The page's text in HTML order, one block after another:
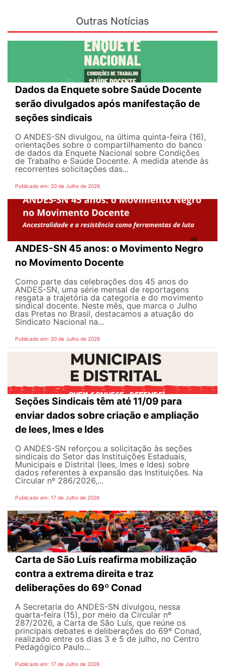
Outras Notícias
Dados da Enquete sobre Saúde Docente
serão divulgados após manifestação de
seções sindicais
O ANDES-SN divulgou, na última quinta-feira (16),
orientações sobre o compartilhamento do banco
de dados da Enquete Nacional sobre Condições
de Trabalho e Saúde Docente. A medida atende às
recorrentes solicitações das...
Publicado em: 20 de Julho de 2026
ANDES-SN 45 anos: o Movimento Negro
no Movimento Docente
Como parte das celebrações dos 45 anos do
ANDES-SN, uma série mensal de reportagens
resgata a trajetória da categoria e do movimento
sindical docente. Neste mês, que marca o Julho
das Pretas no Brasil, destacamos a atuação do
Sindicato Nacional na...
Publicado em: 20 de Julho de 2026
Seções Sindicais têm até 11/09 para
enviar dados sobre criação e ampliação
de Iees, Imes e Ides
O ANDES-SN reforçou a solicitação às seções
sindicais do Setor das Instituições Estaduais,
Municipais e Distrital (Iees, Imes e Ides) sobre
dados referentes à expansão das Instituições. Na
Circular nº 286/2026,...
Publicado em: 17 de Julho de 2026
Carta de São Luís reafirma mobilização
contra a extrema direita e traz
deliberações do 69º Conad
A Secretaria do ANDES-SN divulgou, nessa
quarta-feira (15), por meio da Circular nº
287/2026, a Carta de São Luís, que reúne os
principais debates e deliberações do 69º Conad,
realizado entre os dias 3 e 5 de julho, no Centro
Pedagógico Paulo...
Publicado em: 17 de Julho de 2026